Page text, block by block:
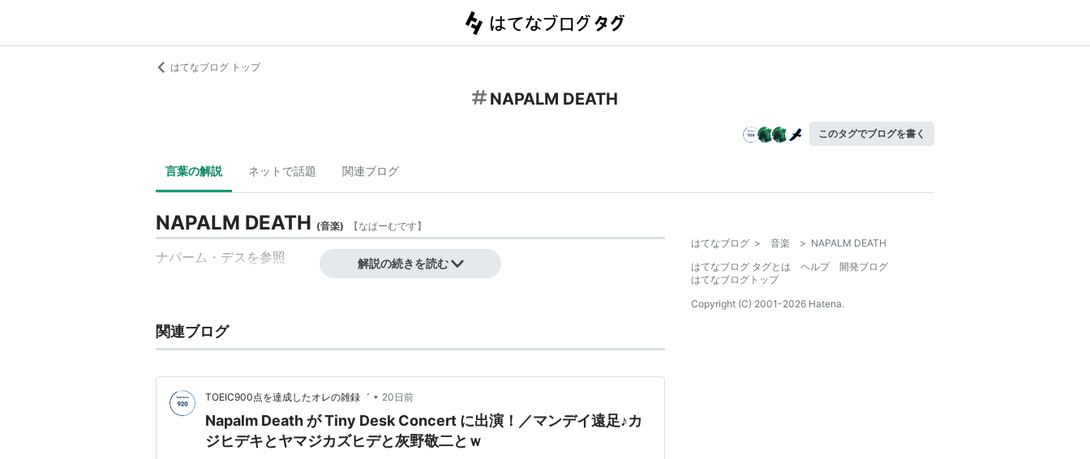
はてなブログ トップ
NAPALM DEATH
このタグでブログを書く
言葉の解説 ネットで話題 関連ブログ
NAPALM DEATH (音楽) 【なぱーむです】
ナパーム・デスを参照 解説の続きを読む
関連ブログ
TOEIC900点を達成したオレの雑録゛ • 20日前
Napalm Death が Tiny Desk Concert に出演！／マンデイ遠足♪カ
ジヒデキとヤマジカズヒデと灰野敬二とｗ
はてなブログ > 音楽 > NAPALM DEATH
はてなブログ タグとは
ヘルプ
開発ブログ
はてなブログトップ
Copyright (C) 2001-2026 Hatena.